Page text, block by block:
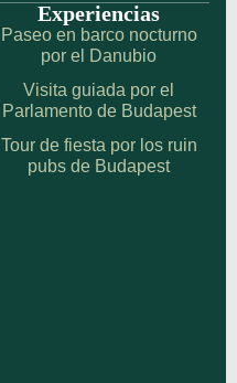
Experiencias
Paseo en barco nocturno
por el Danubio
Visita guiada por el
Parlamento de Budapest
Tour de fiesta por los ruin
pubs de Budapest